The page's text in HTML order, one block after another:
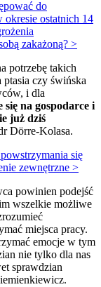
do
ostatnich 14
zakażoną? >
potrzebę takich
ptasia czy świńska
i dla
na gospodarce i
już dziś
Dörre-Kolasa.
się
zewnętrzne >
powinien podejść
wszelkie możliwe
miejsca pracy.
emocje w tym
nie tylko dla nas
sprawdzian